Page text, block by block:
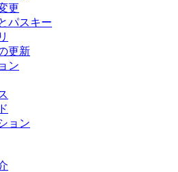
更
パスキー
更新
ン
ョン